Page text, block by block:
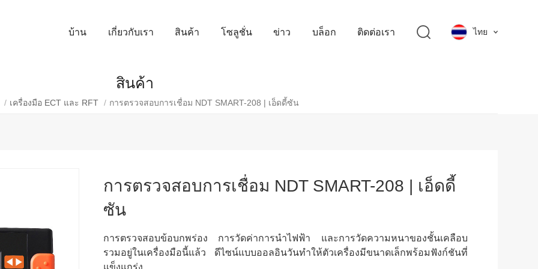
บ้าน เกี่ยวกับเรา สินค้า โซลูชั่น ข่าว บล็อก ติดต่อเรา ไทย
สินค้า
/ เครื่องมือ ECT และ RFT / การตรวจสอบการเชื่อม NDT SMART-208 | เอ็ดดี้ซัน
การตรวจสอบการเชื่อม NDT SMART-208 | เอ็ดดี้
ซัน
การตรวจสอบข้อบกพร่อง การวัดค่าการนำไฟฟ้า และการวัดความหนาของชั้นเคลือบ
รวมอยู่ในเครื่องมือนี้แล้ว ดีไซน์แบบออลอินวันทำให้ตัวเครื่องมีขนาดเล็กพร้อมฟังก์ชันที่
แข็งแกร่ง